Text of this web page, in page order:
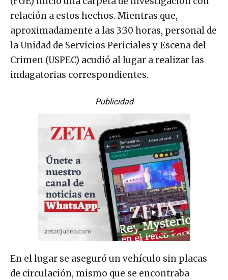
relación a estos hechos. Mientras que,
aproximadamente a las 3:30 horas, personal de
la Unidad de Servicios Periciales y Escena del
Crimen (USPEC) acudió al lugar a realizar las
indagatorias correspondientes.
Publicidad
En el lugar se aseguró un vehículo sin placas
de circulación, mismo que se encontraba